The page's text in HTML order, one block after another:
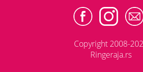
Copyright 2008-
Ringeraja.rs